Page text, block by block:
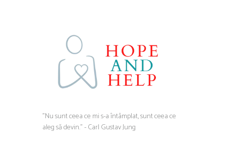
”Nu sunt ceea ce mi s-a întâmplat, sunt ceea ce
aleg să devin.” - Carl Gustav Jung